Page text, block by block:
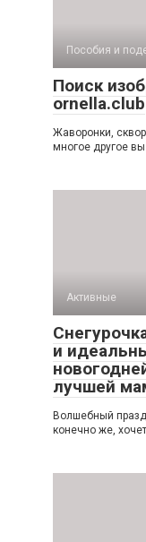
Пособия и
Поиск
ornella.club
Жаворонки,
многое другое
Активные
и
лучшей
Волшебный
конечно же,